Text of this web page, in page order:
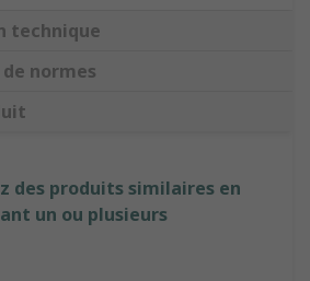
technique
normes
des produits similaires en
un ou plusieurs